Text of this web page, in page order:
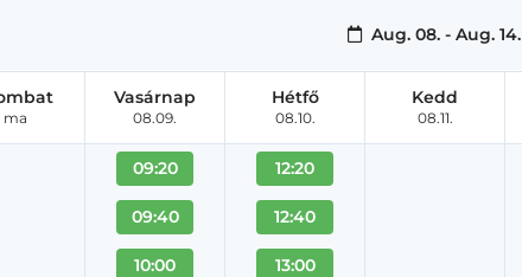
Aug. 08. - Aug. 14.
ma
Vasárnap
08.09.
09:20
09:40
10:00
Hétfő
08.10.
12:20
12:40
13:00
Kedd
08.11.